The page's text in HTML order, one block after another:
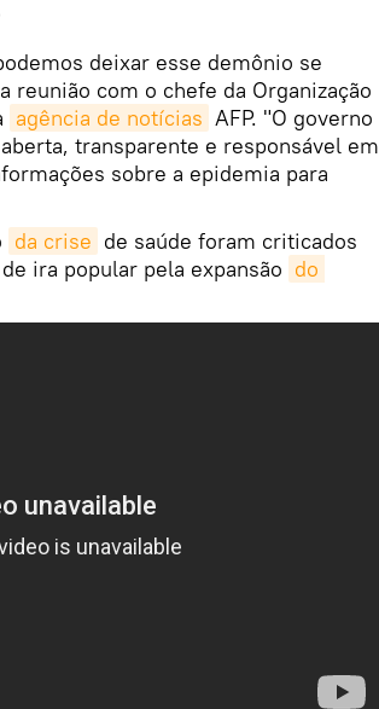
deixar esse demônio se
com o chefe da Organização
agência de notícias AFP. "O governo
transparente e responsável em
sobre a epidemia para
da crise de saúde foram criticados
ira popular pela expansão do